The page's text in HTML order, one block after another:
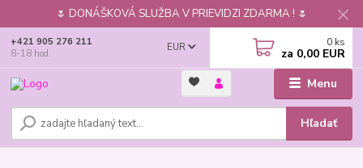
🌷 DONÁŠKOVÁ SLUŽBA V PRIEVIDZI ZDARMA ! 🌷
Menu
EUR
Hľadať
+421 905 276 211
8-18 hod.
0 ks
za 0,00 EUR